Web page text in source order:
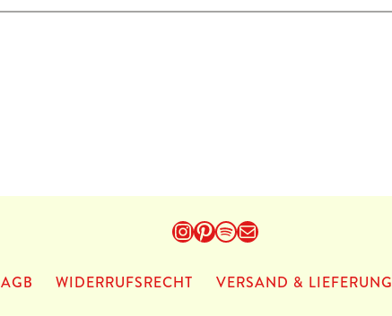
Instagram
Pinterest
Spotify
E-Mail
AGB WIDERRUFSRECHT VERSAND & LIEFERUNG